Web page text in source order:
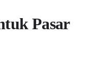
Pasar